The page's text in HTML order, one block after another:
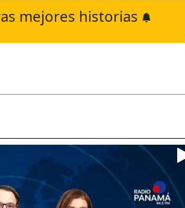
mejores historias